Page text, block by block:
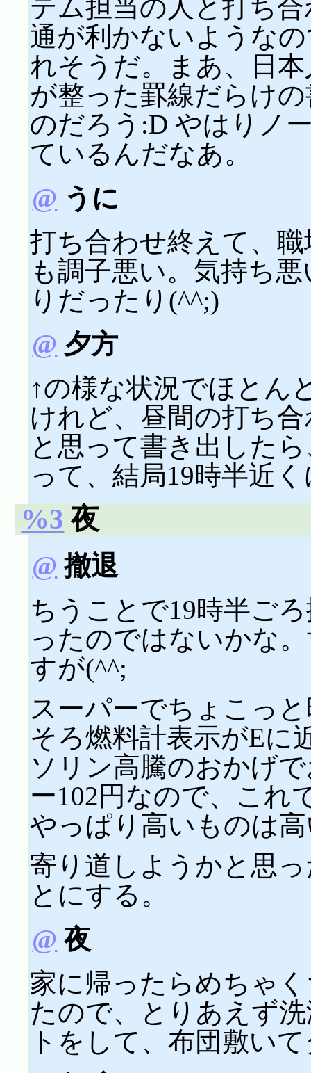
テム担当の人と打ち
通が利かないような
れそうだ。まあ、日
が整った罫線だらけ
のだろう:D やはりノ
ているんだなあ。
@ うに
打ち合わせ終えて、
も調子悪い。気持ち
りだったり(^^;)
@ 夕方
↑の様な状況でほとん
けれど、昼間の打ち
と思って書き出した
って、結局19時半近
%3 夜
@ 撤退
ちうことで19時半ご
ったのではないかな
すが(^^;
スーパーでちょこっ
そろ燃料計表示がEに
ソリン高騰のおかげ
ー102円なので、これ
やっぱり高いものは
寄り道しようかと思
とにする。
@ 夜
家に帰ったらめちゃ
たので、とりあえず
トをして、布団敷い